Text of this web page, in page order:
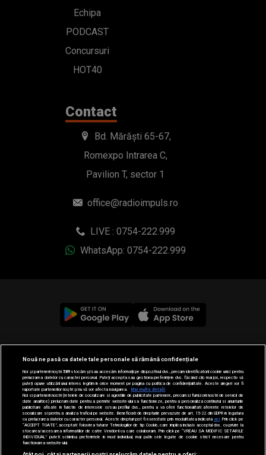
Echipa
PODCAST
Concursuri
HOT40
Contact
Bd. Mărăști 65-67,
Romexpo Intrarea C,
Pavilion T, sector 1
office@radioimpuls.ro
LIVE : 0754-222.999
WhatsApp: 0754-222.999
© 2019-2026 DOGAN MEDIA INTERNATIONAL SA, Toate
drepturile rezervate.
Nouă ne pasă ca datele tale personale să rămână confidențiale
Noi și partenerii noștri589stocăm și/sau accesăm informații pe dispozitivul dvs., precum identificatorii cookie unici pentru
prelucrarea datelor cu caracter personal. Puteți accepta sau gestiona preferințele dvs. făcând clic mai jos, respectiv vă
puteți opune utilizării unui interes legitim în orice moment pe pagina cu politica de confidențialitate. Aceste alegeri vor fi
raportate partenerilor noștri și nu vă vor afecta navigarea.
Mai multe detalii
Noi si partenerii nostri (retelele de socializare si agentiile de publicitate partenere, precum si furnizorii nostri de servicii de
date analitice) prelucram date pentru a permite website-ului sa functioneze, pentru a personaliza continutul si anunturile
publicitare afisate in functie de interesele si/sau profilul dvs., pentru a va oferi functionalitati aferente retelelor de
socializare si pentru a analiza traficul pe website. Beneficiati de drepturile prevazute de art. 15-22 din GDPR in legatura
cu prelucrarea datelor cu caracter personal. Aceste drepturi pot fi exercitate prin modalitatea indicataaici . Prin click pe
“ACCEPT TOATE”, acceptati folosirea tuturor Tehnologiilor de tip Cookie, care implica inclusiv acceptul dvs. cu privire la
stocarea/accesarea informatiilor de catre Vendor-ii cu care colaboram. Prin click pe “VREAU SA MODIFIC SETARILE
INDIVIDUAL” puteti schimba preferintele in mod individual, mai putin cele legate de cookie strict necesare pentru
functionarea website-ului.